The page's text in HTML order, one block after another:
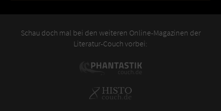
Schau doch mal bei den weiteren Online-Magazinen der
Literatur-Couch vorbei: